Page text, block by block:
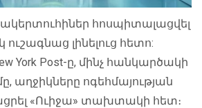
հոսպիտալացվել
լինելուց հետո:
York Post-ը, մինչ հանկարծակի
աղջիկները ոգեհմայության
«Ուիջա» տախտակի հետ։